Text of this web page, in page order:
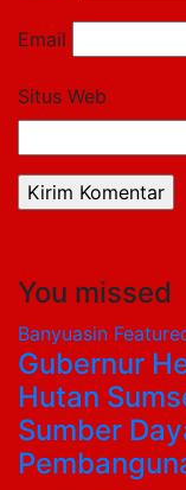
Email
Situs Web
You missed
Banyuasin
Gubernur
Hutan
Sumber